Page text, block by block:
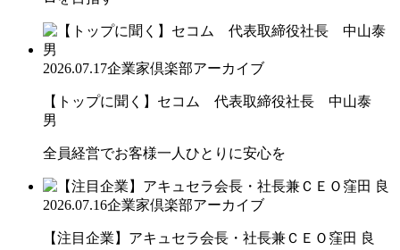
2026.07.17企業家倶楽部アーカイブ
【トップに聞く】セコム 代表取締役社長 中山泰
男
全員経営でお客様一人ひとりに安心を
2026.07.16企業家倶楽部アーカイブ
【注目企業】アキュセラ会長・社長兼ＣＥＯ窪田 良